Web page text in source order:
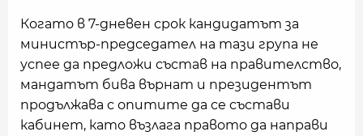
Когато в 7-дневен срок кандидатът за
министър-председател на тази група не
успее да предложи състав на правителство,
мандатът бива върнат и президентът
продължава с опитите да се състави
кабинет, като възлага правото да направи